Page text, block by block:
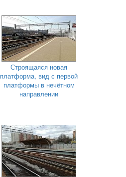
Строящаяся новая
платформа, вид с первой
платформы в нечётном
направлении